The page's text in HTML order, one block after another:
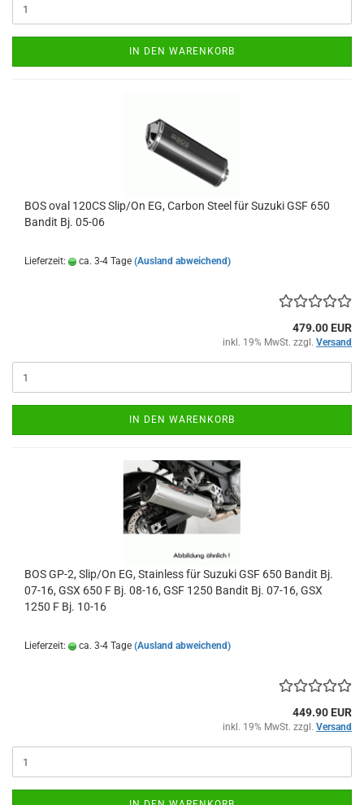
IN DEN WARENKORB
BOS oval 120CS Slip/On EG, Carbon Steel für Suzuki GSF 650
Bandit Bj. 05-06
Lieferzeit: ca. 3-4 Tage (Ausland abweichend)
479.00 EUR
inkl. 19% MwSt. zzgl. Versand
IN DEN WARENKORB
BOS GP-2, Slip/On EG, Stainless für Suzuki GSF 650 Bandit Bj.
07-16, GSX 650 F Bj. 08-16, GSF 1250 Bandit Bj. 07-16, GSX
1250 F Bj. 10-16
Lieferzeit: ca. 3-4 Tage (Ausland abweichend)
449.90 EUR
inkl. 19% MwSt. zzgl. Versand